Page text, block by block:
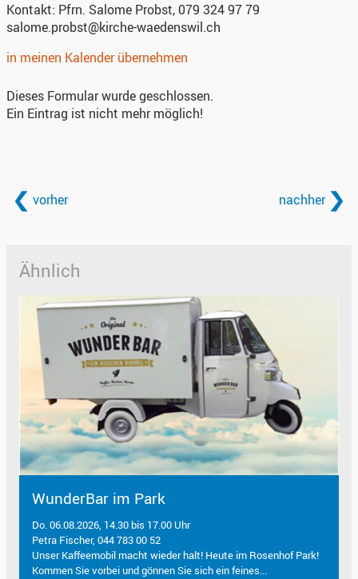
Kontakt: Pfrn. Salome Probst, 079 324 97 79
salome.probst@kirche-waedenswil.ch
in meinen Kalender übernehmen
Dieses Formular wurde geschlossen.
Ein Eintrag ist nicht mehr möglich!
vorher nachher
Ähnlich
WunderBar im Park
Do. 06.08.2026, 14.30 bis 17.00 Uhr
Petra Fischer, 044 783 00 52
Unser Kaffeemobil macht wieder halt! Heute im Rosenhof Park!
Kommen Sie vorbei und gönnen Sie sich ein feines...